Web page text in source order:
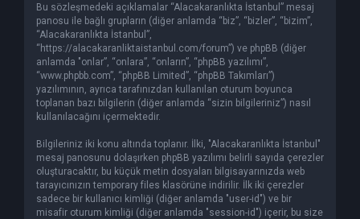
Bu sözleşmedeki açıklamalar “Alacakaranlıkta İstanbul” mesaj
panosu ile bağlı grupların (diğer anlamda “biz”, “bizler”, “bizim”,
“Alacakaranlıkta İstanbul”,
“https://alacakaranliktaistanbul.com/forum”) ve phpBB (diğer
anlamda "onlar”, “onlara”, “onların”, “phpBB yazılımı”,
“www.phpbb.com”, “phpBB Limited”, “phpBB Takımları”)
yazılımının, ayrıca tarafınızdan kullanılan oturum boyunca
toplanan bazı bilgilerin (diğer anlamda “sizin bilgileriniz”) nasıl
kullanılacağını içermektedir.
Bilgileriniz iki konu altında toplanır. İlki, "Alacakaranlıkta İstanbul"
mesaj panosunu dolaşırken phpBB yazılımı belirli sayıda çerezler
oluşturacaktır, bu küçük metin dosyaları bilgisayarınızda web
tarayıcınızın temporary files klasörüne indirilir. İlk iki çerezler
sadece bir kullanıcı kimliği (diğer anlamda "user-id") ve bir
misafir oturum kimliği (diğer anlamda "session-id") içerir, bu size